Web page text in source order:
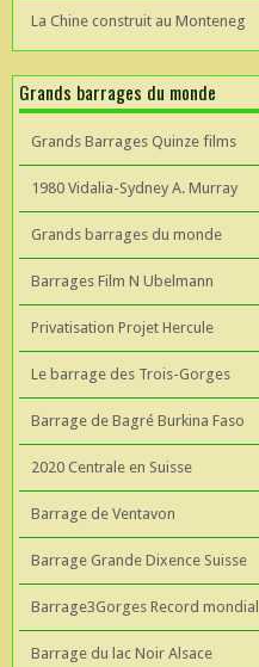
La Chine construit au Monteneg
Grands barrages du monde
Grands Barrages Quinze films
1980 Vidalia-Sydney A. Murray
Grands barrages du monde
Barrages Film N Ubelmann
Privatisation Projet Hercule
Le barrage des Trois-Gorges
Barrage de Bagré Burkina Faso
2020 Centrale en Suisse
Barrage de Ventavon
Barrage Grande Dixence Suisse
Barrage3Gorges Record mondial
Barrage du lac Noir Alsace